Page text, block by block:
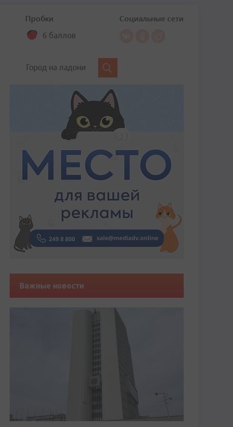
Пробки
6 баллов
Социальные сети
Город на ладони
Важные новости